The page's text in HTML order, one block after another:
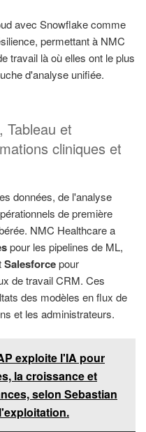
avec Snowflake comme
permettant à NMC
travail là où elles ont le plus
d'analyse unifiée.
Tableau et
cliniques et
données, de l'analyse
de première
NMC Healthcare a
pour les pipelines de ML,
Salesforcepour
de travail CRM. Ces
des modèles en flux de
et les administrateurs.
exploite l'IA pour
la croissance et
selon Sebastian